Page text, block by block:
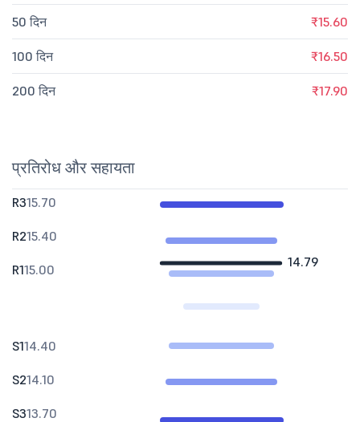
50 दिन ₹15.60
100 दिन ₹16.50
200 दिन ₹17.90
प्रतिरोध और सहायता
14.79
R315.70
R215.40
R115.00
S114.40
S214.10
S313.70